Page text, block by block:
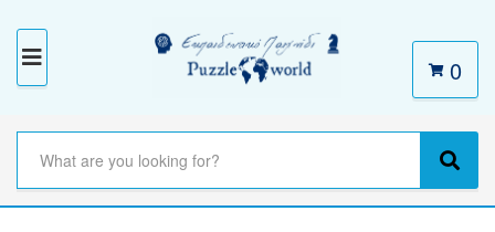
M
N
U
a
t
S
a
r
S
e
a
0